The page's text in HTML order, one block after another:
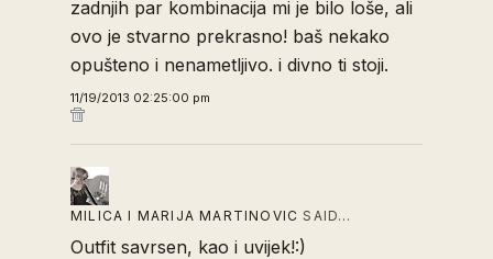
zadnjih par kombinacija mi je bilo loše, ali
ovo je stvarno prekrasno! baš nekako
opušteno i nenametljivo. i divno ti stoji.
11/19/2013 02:25:00 pm
MILICA I MARIJA MARTINOVIC SAID…
Outfit savrsen, kao i uvijek!:)